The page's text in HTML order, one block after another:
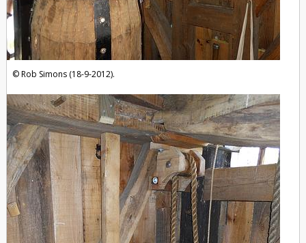
Rob Simons (18-9-2012).